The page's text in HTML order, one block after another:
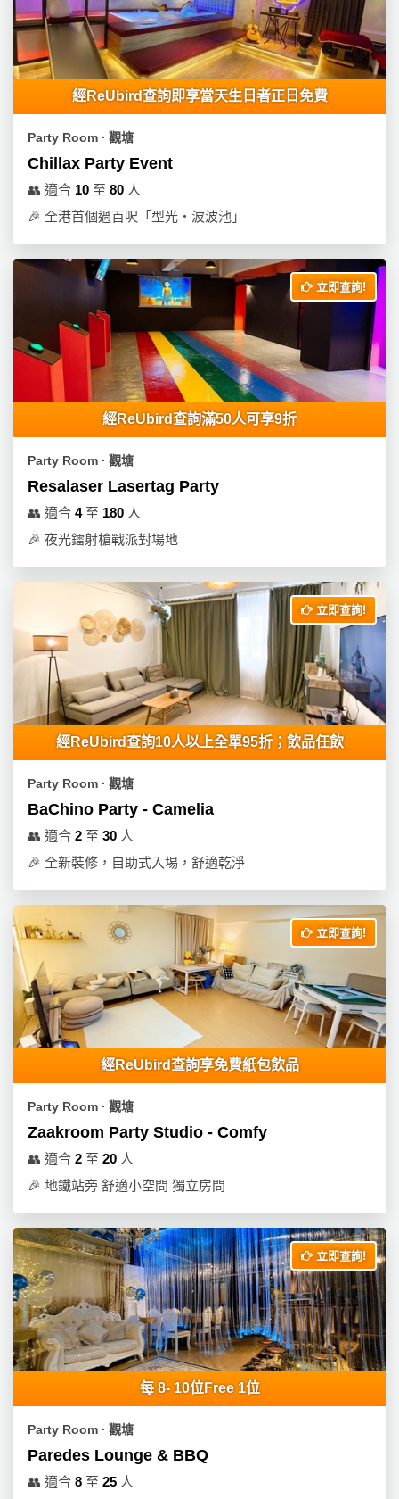
到
會
美
食
特
色
蛋
花
及
品
製
場
地
佈
即
食
煮
系
聚
會
拍
拖
餐
廳
B
Q
場
地
奇
玩
樂
體
手
作
工
作
坊
戶
玩
樂
艇
t
y
朋
聚
會
祝
生
企
業
公
動
婚
親
動
活
動
略
會
員
劃
員
需
間
神
心
願
清
單
經ReUbird查詢即享當天生日者正日免費
Party Room ∙ 觀塘
Chillax Party Event
👥 適合 10 至 80 人
🎉 全港首個過百呎「型光・波波池」
立即查詢!
經ReUbird查詢滿50人可享9折
Party Room ∙ 觀塘
Resalaser Lasertag Party
👥 適合 4至 180 人
🎉 夜光鐳射槍戰派對場地
立即查詢!
經ReUbird查詢10人以上全單95折；飲品任飲
Party Room ∙ 觀塘
BaChino Party - Camelia
👥 適合 2 至 30 人
🎉 全新裝修，自助式入埸，舒適乾淨
立即查詢!
經ReUbird查詢享免費紙包飲品
Party Room ∙ 觀塘
Zaakroom Party Studio - Comfy
👥 適合 2 至 20 人
🎉 地鐵站旁 舒適小空間 獨立房間
立即查詢!
每 8- 10位Free 1位
Party Room ∙ 觀塘
Paredes Lounge & BBQ
👥 適合 8 至 25 人